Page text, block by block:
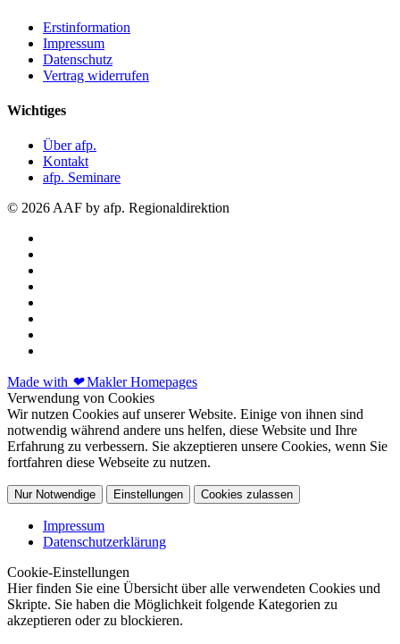
Erstinformation
Impressum
Datenschutz
Vertrag widerrufen
Wichtiges
Über afp.
Kontakt
afp. Seminare
© 2026 AAF by afp. Regionaldirektion
Made with ❤Makler Homepages
Verwendung von Cookies
Wir nutzen Cookies auf unserer Website. Einige von ihnen sind
notwendig während andere uns helfen, diese Website und Ihre
Erfahrung zu verbessern. Sie akzeptieren unsere Cookies, wenn Sie
fortfahren diese Webseite zu nutzen.
Nur Notwendige Einstellungen Cookies zulassen
Impressum
Datenschutzerklärung
Cookie-Einstellungen
Hier finden Sie eine Übersicht über alle verwendeten Cookies und
Skripte. Sie haben die Möglichkeit folgende Kategorien zu
akzeptieren oder zu blockieren.